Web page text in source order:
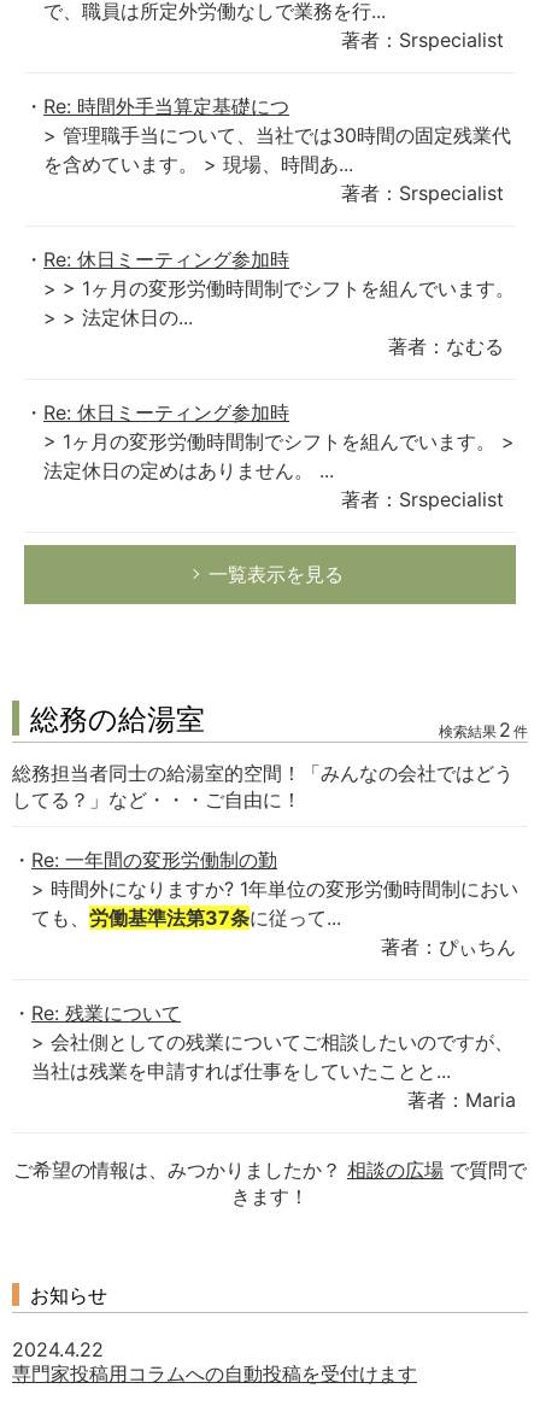
で、職員は所定外労働なしで業務を行...
著者：Srspecialist
Re: 時間外手当算定基礎につ
> 管理職手当について、当社では30時間の固定残業代
を含めています。 > 現場、時間あ...
著者：Srspecialist
Re: 休日ミーティング参加時
> > 1ヶ月の変形労働時間制でシフトを組んでいます。
> > 法定休日の...
著者：なむる
Re: 休日ミーティング参加時
> 1ヶ月の変形労働時間制でシフトを組んでいます。 >
法定休日の定めはありません。 ...
著者：Srspecialist
一覧表示を見る
総務の給湯室 検索結果 2 件
総務担当者同士の給湯室的空間！「みんなの会社ではどう
してる？」など・・・ご自由に！
Re: 一年間の変形労働制の勤
> 時間外になりますか? 1年単位の変形労働時間制におい
ても、 労働基準法第37条に従って...
著者：ぴぃちん
Re: 残業について
> 会社側としての残業についてご相談したいのですが、
当社は残業を申請すれば仕事をしていたことと...
著者：Maria
ご希望の情報は、みつかりましたか？ 相談の広場 で質問で
きます！
お知らせ
2024.4.22
専門家投稿用コラムへの自動投稿を受付けます